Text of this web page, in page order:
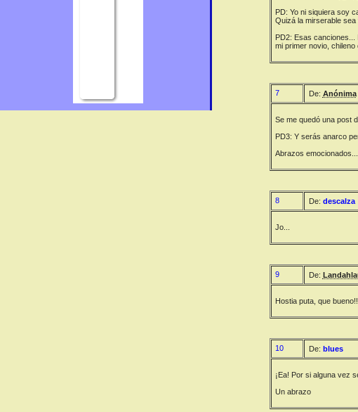
PD: Yo ni siquiera soy
Quizá la mirserable sea
PD2: Esas canciones...
mi primer novio,
7 De: Anónima
Se me quedó una post
PD3: Y serás anarco
Abrazos emocionados...
8 De: descalza
Jo...
9 De:
Hostia puta, que
10 De: blues
¡Ea! Por si alguna vez
Un abrazo